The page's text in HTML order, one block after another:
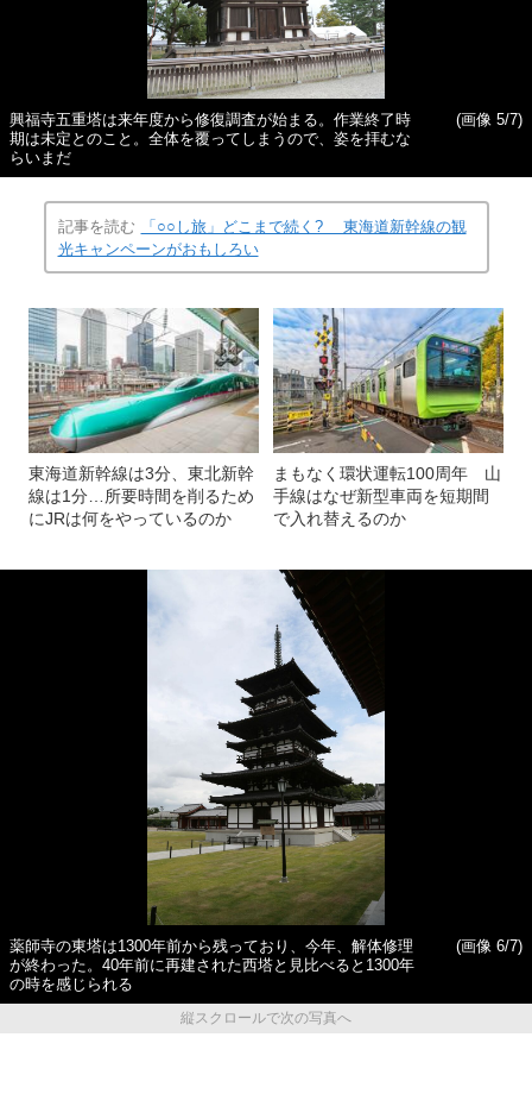
興福寺五重塔は来年度から修復調査が始まる。作業終了時
期は未定とのこと。全体を覆ってしまうので、姿を拝むな
らいまだ
(画像 5/7)
記事を読む
「○○し旅」どこまで続く? 東海道新幹線の観
光キャンペーンがおもしろい
東海道新幹線は3分、東北新幹
線は1分…所要時間を削るため
にJRは何をやっているのか
まもなく環状運転100周年 山
手線はなぜ新型車両を短期間
で入れ替えるのか
薬師寺の東塔は1300年前から残っており、今年、解体修理
が終わった。40年前に再建された西塔と見比べると1300年
の時を感じられる
(画像 6/7)
縦スクロールで次の写真へ